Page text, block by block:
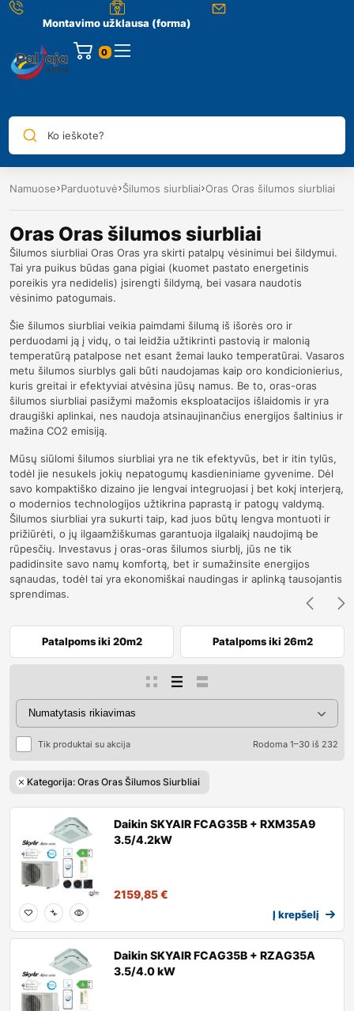
Montavimo užklausa (forma)
0
Ko ieškote?
Namuose Parduotuvė Šilumos siurbliai Oras Oras šilumos siurbliai
Oras Oras šilumos siurbliai
Šilumos siurbliai Oras Oras yra skirti patalpų vėsinimui bei šildymui.
Tai yra puikus būdas gana pigiai (kuomet pastato energetinis
poreikis yra nedidelis) įsirengti šildymą, bei vasara naudotis
vėsinimo patogumais.
Šie šilumos siurbliai veikia paimdami šilumą iš išorės oro ir
perduodami ją į vidų, o tai leidžia užtikrinti pastovią ir malonią
temperatūrą patalpose net esant žemai lauko temperatūrai. Vasaros
metu šilumos siurblys gali būti naudojamas kaip oro kondicionierius,
kuris greitai ir efektyviai atvėsina jūsų namus. Be to, oras-oras
šilumos siurbliai pasižymi mažomis eksploatacijos išlaidomis ir yra
draugiški aplinkai, nes naudoja atsinaujinančius energijos šaltinius ir
mažina CO2 emisiją.
Mūsų siūlomi šilumos siurbliai yra ne tik efektyvūs, bet ir itin tylūs,
todėl jie nesukels jokių nepatogumų kasdieniniame gyvenime. Dėl
savo kompaktiško dizaino jie lengvai integruojasi į bet kokį interjerą,
o modernios technologijos užtikrina paprastą ir patogų valdymą.
Šilumos siurbliai yra sukurti taip, kad juos būtų lengva montuoti ir
prižiūrėti, o jų ilgaamžiškumas garantuoja ilgalaikį naudojimą be
rūpesčių. Investavus į oras-oras šilumos siurblį, jūs ne tik
padidinsite savo namų komfortą, bet ir sumažinsite energijos
sąnaudas, todėl tai yra ekonomiškai naudingas ir aplinką tausojantis
sprendimas.
Patalpoms iki 20m2 Patalpoms iki 26m2
Tik produktai su akcija Rodoma 1–30 iš 232
Kategorija: Oras Oras Šilumos Siurbliai
Daikin SKYAIR FCAG35B + RXM35A9
3.5/4.2kW
2159,85€
Į krepšelį
Daikin SKYAIR FCAG35B + RZAG35A
3.5/4.0 kW